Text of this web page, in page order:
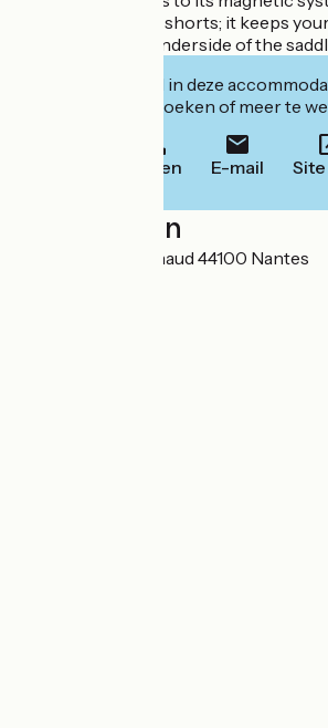
becomes a pair of shorts; it keeps
attaching to the underside of the
Geïnteresseerd in deze
website om te boeken of meer te
Bellen E-mail
Localisation
21 quai Ernest Renaud 44100 Nantes